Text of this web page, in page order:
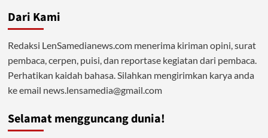
Dari Kami
Redaksi LenSamedianews.com menerima kiriman opini, surat
pembaca, cerpen, puisi, dan reportase kegiatan dari pembaca.
Perhatikan kaidah bahasa. Silahkan mengirimkan karya anda
ke email news.lensamedia@gmail.com
Selamat mengguncang dunia!